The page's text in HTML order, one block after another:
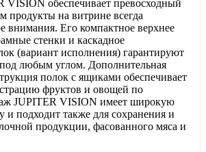
VISION обеспечивает превосходный
продукты на витрине всегда
внимания. Его компактное верхнее
стенки и каскадное
(вариант исполнения) гарантируют
любым углом. Дополнительная
полок с ящиками обеспечивает
фруктов и овощей по
JUPITER VISION имеет широкую
и подходит также для сохранения и
продукции, фасованного мяса и